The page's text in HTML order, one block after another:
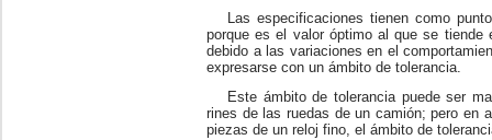
Las especificaciones tienen como
porque es el valor óptimo al que se tiende
debido a las variaciones en el
expresarse con un ámbito de tolerancia.
Este ámbito de tolerancia puede ser
rines de las ruedas de un camión; pero en
piezas de un reloj fino, el ámbito de